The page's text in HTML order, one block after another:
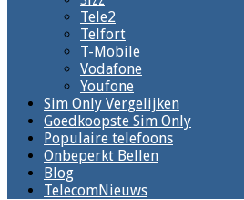
Tele2
Telfort
T-Mobile
Vodafone
Youfone
Sim Only Vergelijken
Goedkoopste Sim Only
Populaire telefoons
Onbeperkt Bellen
Blog
TelecomNieuws